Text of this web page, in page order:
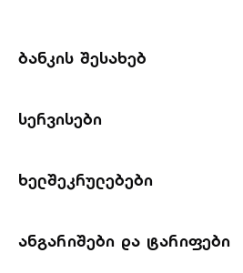
ბანკის შესახებ
სერვისები
ხელშეკრულებები
ანგარიშები და ტარიფები